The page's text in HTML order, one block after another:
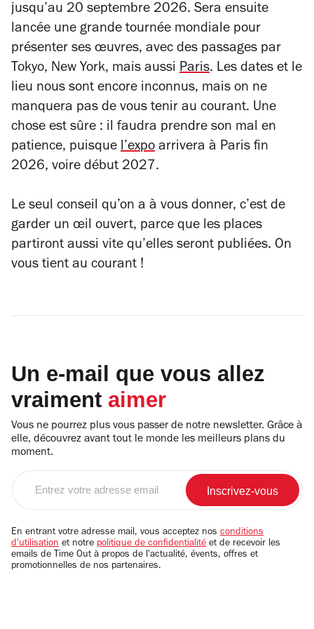
jusqu’au 20 septembre 2026. Sera ensuite
lancée une grande tournée mondiale pour
présenter ses œuvres, avec des passages par
Tokyo, New York, mais aussi Paris. Les dates et le
lieu nous sont encore inconnus, mais on ne
manquera pas de vous tenir au courant. Une
chose est sûre : il faudra prendre son mal en
patience, puisque l’expo arrivera à Paris fin
2026, voire début 2027.
Le seul conseil qu’on a à vous donner, c’est de
garder un œil ouvert, parce que les places
partiront aussi vite qu’elles seront publiées. On
vous tient au courant !
Un e-mail que vous allez
vraiment aimer
Vous ne pourrez plus vous passer de notre newsletter. Grâce à
elle, découvrez avant tout le monde les meilleurs plans du
moment.
email
En entrant votre adresse mail, vous acceptez nos conditions
d'utilisation et notre politique de confidentialité et de recevoir les
emails de Time Out à propos de l'actualité, évents, offres et
promotionnelles de nos partenaires.